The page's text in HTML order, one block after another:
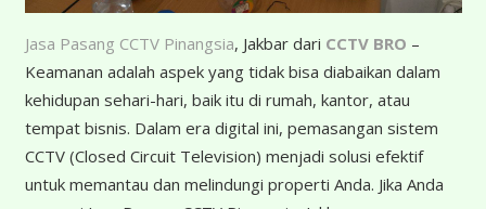
Jasa Pasang CCTV Pinangsia, Jakbar dari CCTV BRO –
Keamanan adalah aspek yang tidak bisa diabaikan dalam
kehidupan sehari-hari, baik itu di rumah, kantor, atau
tempat bisnis. Dalam era digital ini, pemasangan sistem
CCTV (Closed Circuit Television) menjadi solusi efektif
untuk memantau dan melindungi properti Anda. Jika Anda